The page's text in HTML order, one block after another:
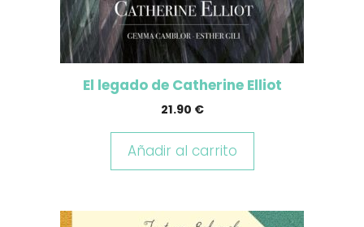
El legado de Catherine Elliot
21.90 €
Añadir al carrito